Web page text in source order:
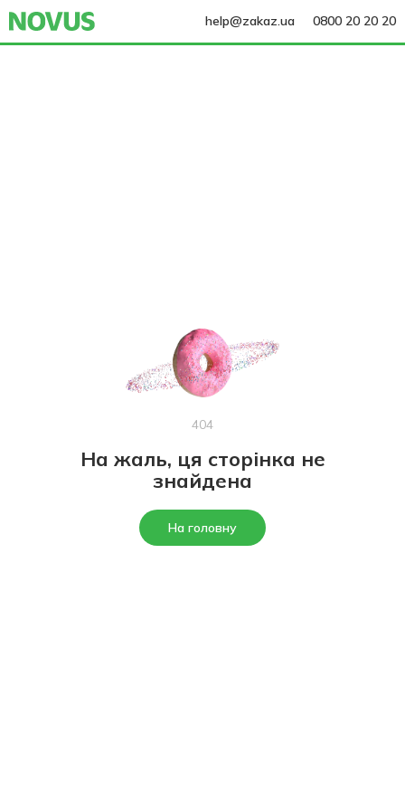
help@zakaz.ua 0800 20 20 20
404
На жаль, ця сторінка не
знайдена
На головну